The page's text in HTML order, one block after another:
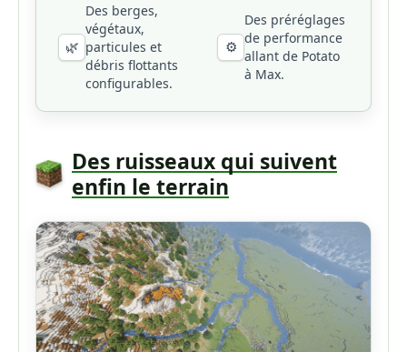
🌿
Des berges,
végétaux,
particules et
débris flottants
configurables.
⚙️
Des préréglages
de performance
allant de Potato
à Max.
Des ruisseaux qui suivent
enfin le terrain